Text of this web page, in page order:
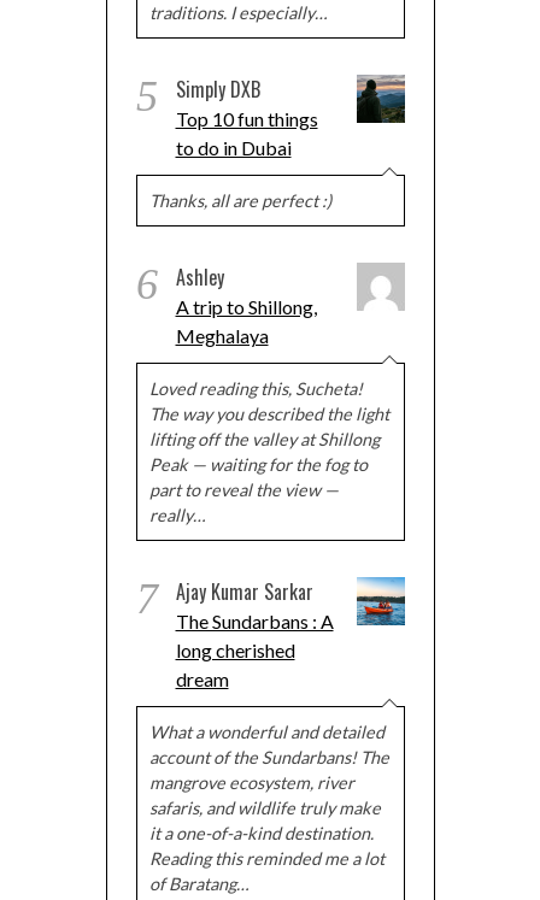
traditions. I especially…
5 Simply DXB
Top 10 fun things
to do in Dubai
Thanks, all are perfect :)
6 Ashley
A trip to Shillong,
Meghalaya
Loved reading this, Sucheta!
The way you described the light
lifting off the valley at Shillong
Peak — waiting for the fog to
part to reveal the view —
really…
7 Ajay Kumar Sarkar
The Sundarbans : A
long cherished
dream
What a wonderful and detailed
account of the Sundarbans! The
mangrove ecosystem, river
safaris, and wildlife truly make
it a one-of-a-kind destination.
Reading this reminded me a lot
of Baratang…